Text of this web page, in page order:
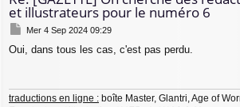
et illustrateurs pour le numéro 6
M
s
g
e
Mer 4 Sep 2024 09:29
Oui, dans tous les cas, c'est pas perdu.
traductions en ligne : boîte Master, Glantri, Age of